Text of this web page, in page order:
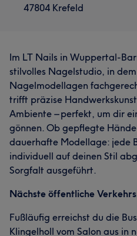
47804 Krefeld
Im LT Nails in Wuppertal-
stilvolles Nagelstudio, in
Nagelmodellagen
trifft präzise
Ambiente – perfekt, um dir
gönnen. Ob gepflegte
dauerhafte Modellage: jede
individuell auf deinen Stil
Sorgfalt ausgeführt.
Nächste öffentliche
Fußläufig erreichst du die
Klingelholl vom Salon aus in